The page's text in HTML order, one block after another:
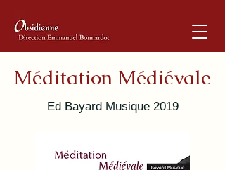
Méditation Médiévale
Ed Bayard Musique 2019